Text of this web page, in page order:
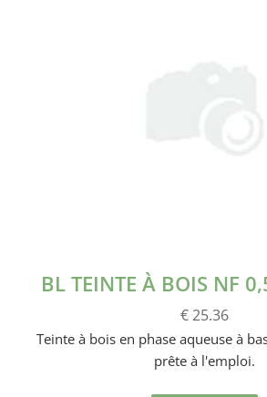
BL TEINTE À BOIS NF
€ 25.36
Teinte à bois en phase aqueuse à
prête à l'emploi.